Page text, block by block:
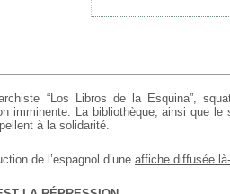
“Los Libros de la Esquina”,
imminente. La bibliothèque, ainsi que
à la solidarité.
de l’espagnol d’une affiche diffusée